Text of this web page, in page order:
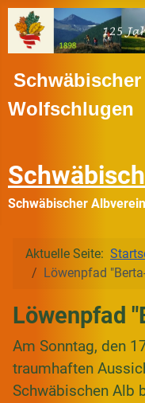
Wolfschlugen
Schwäbischer
Aktuelle Seite:
Löwenpfad
Löwenpfad
Am Sonntag, den
traumhaften
Schwäbischen Alb